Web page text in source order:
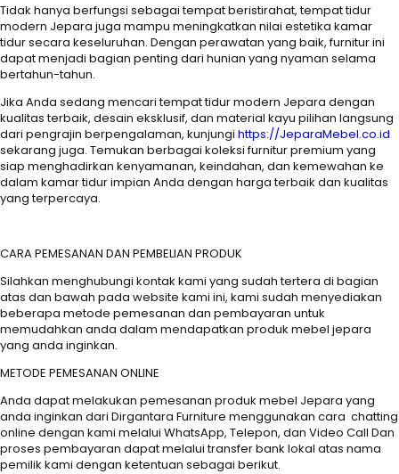
Tidak hanya berfungsi sebagai tempat beristirahat, tempat tidur
modern Jepara juga mampu meningkatkan nilai estetika kamar
tidur secara keseluruhan. Dengan perawatan yang baik, furnitur ini
dapat menjadi bagian penting dari hunian yang nyaman selama
bertahun-tahun.
Jika Anda sedang mencari tempat tidur modern Jepara dengan
kualitas terbaik, desain eksklusif, dan material kayu pilihan langsung
dari pengrajin berpengalaman, kunjungi https://JeparaMebel.co.id
sekarang juga. Temukan berbagai koleksi furnitur premium yang
siap menghadirkan kenyamanan, keindahan, dan kemewahan ke
dalam kamar tidur impian Anda dengan harga terbaik dan kualitas
yang terpercaya.
CARA PEMESANAN DAN PEMBELIAN PRODUK
Silahkan menghubungi kontak kami yang sudah tertera di bagian
atas dan bawah pada website kami ini, kami sudah menyediakan
beberapa metode pemesanan dan pembayaran untuk
memudahkan anda dalam mendapatkan produk mebel jepara
yang anda inginkan.
METODE PEMESANAN ONLINE
Anda dapat melakukan pemesanan produk mebel Jepara yang
anda inginkan dari Dirgantara Furniture menggunakan cara chatting
online dengan kami melalui WhatsApp, Telepon, dan Video Call Dan
proses pembayaran dapat melalui transfer bank lokal atas nama
pemilik kami dengan ketentuan sebagai berikut.